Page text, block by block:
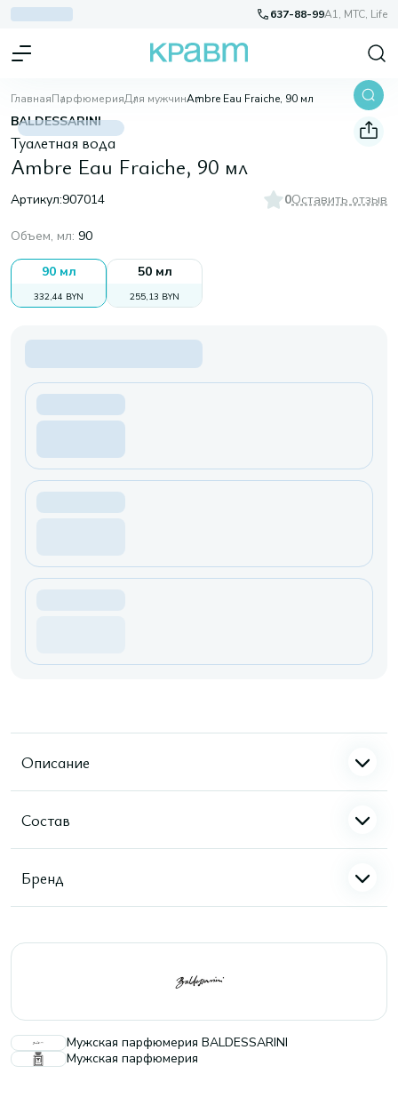
637-88-99A1, МТС, Life
ГлавнаяПарфюмерияДля мужчинAmbre Eau Fraiche, 90 мл
BALDESSARINI
Туалетная вода
Ambre Eau Fraiche, 90 мл
Артикул:907014 0Оставить отзыв
Объем, мл: 90
90 мл
332,44 BYN
50 мл
255,13 BYN
Описание
Состав
Бренд
Мужская парфюмерия BALDESSARINI
Мужская парфюмерия